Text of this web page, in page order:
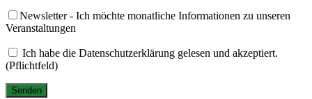
Newsletter- Ich möchte monatliche Informationen zu unseren
Veranstaltungen
Ich habe die Datenschutzerklärung gelesen und akzeptiert.
(Pflichtfeld)